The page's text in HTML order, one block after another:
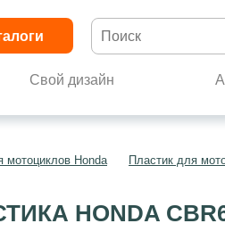
Свой дизайн
мотоциклов Honda Пластик для
HONDA